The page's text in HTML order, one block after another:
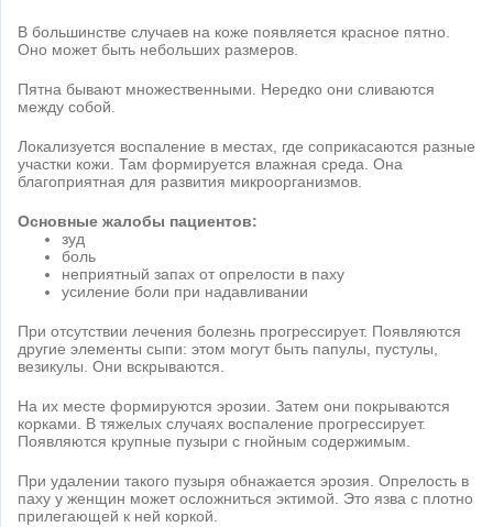
В большинстве случаев на коже появляется красное пятно.
Оно может быть небольших размеров.
Пятна бывают множественными. Нередко они сливаются
между собой.
Локализуется воспаление в местах, где соприкасаются разные
участки кожи. Там формируется влажная среда. Она
благоприятная для развития микроорганизмов.
Основные жалобы пациентов:
зуд
боль
неприятный запах от опрелости в паху
усиление боли при надавливании
При отсутствии лечения болезнь прогрессирует. Появляются
другие элементы сыпи: этом могут быть папулы, пустулы,
везикулы. Они вскрываются.
На их месте формируются эрозии. Затем они покрываются
корками. В тяжелых случаях воспаление прогрессирует.
Появляются крупные пузыри с гнойным содержимым.
При удалении такого пузыря обнажается эрозия. Опрелость в
паху у женщин может осложниться эктимой. Это язва с плотно
прилегающей к ней коркой.